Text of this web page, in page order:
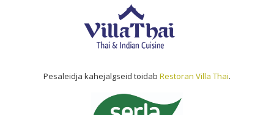
Pesaleidja kahejalgseid toidab Restoran Villa Thai.